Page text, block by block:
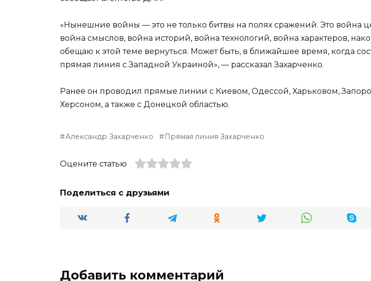
«Нынешние войны — это не только битвы на полях сражений. Это война
война смыслов, война историй, война технологий, война характеров,
обещаю к этой теме вернуться. Может быть, в ближайшее время, когда
прямая линия с Западной Украиной», — рассказал Захарченко.
Ранее он проводил прямые линии с Киевом, Одессой, Харьковом,
Херсоном, а также с Донецкой областью.
Александр Захарченко Прямая линия Захарченко
Оцените статью
Поделиться с друзьями
Добавить комментарий